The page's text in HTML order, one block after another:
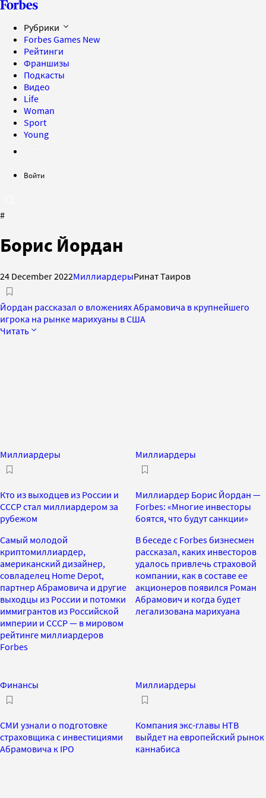
Рубрики
Forbes Games New
Рейтинги
Франшизы
Подкасты
Видео
Life
Woman
Sport
Young
Войти
#
Борис Йордан
24 December 2022МиллиардерыРинат Таиров
Йордан рассказал о вложениях Абрамовича в крупнейшего
игрока на рынке марихуаны в США
Читать
Миллиардеры
Кто из выходцев из России и
СССР стал миллиардером за
рубежом
Самый молодой
криптомиллиардер,
американский дизайнер,
совладелец Home Depot,
партнер Абрамовича и другие
выходцы из России и потомки
иммигрантов из Российской
империи и СССР — в мировом
рейтинге миллиардеров
Forbes
Миллиардеры
Миллиардер Борис Йордан —
Forbes: «Многие инвесторы
боятся, что будут санкции»
В беседе с Forbes бизнесмен
рассказал, каких инвесторов
удалось привлечь страховой
компании, как в составе ее
акционеров появился Роман
Абрамович и когда будет
легализована марихуана
Финансы
СМИ узнали о подготовке
страховщика с инвестициями
Абрамовича к IPO
Миллиардеры
Компания экс-главы НТВ
выйдет на европейский рынок
каннабиса